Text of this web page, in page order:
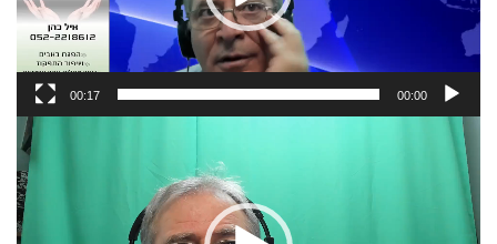
00:00
00:17
וידאו